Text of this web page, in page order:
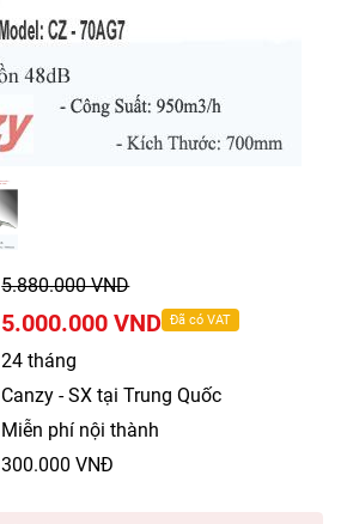
5.880.000 VND
5.000.000 VND Đã có VAT
24 tháng
Canzy - SX tại Trung Quốc
Miễn phí nội thành
300.000 VNĐ